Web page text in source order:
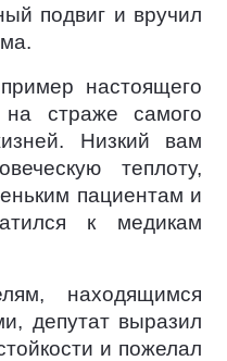
подвиг и вручил
настоящего
страже самого
Низкий вам
теплоту,
пациентам и
к медикам
находящимся
депутат выразил
и пожелал